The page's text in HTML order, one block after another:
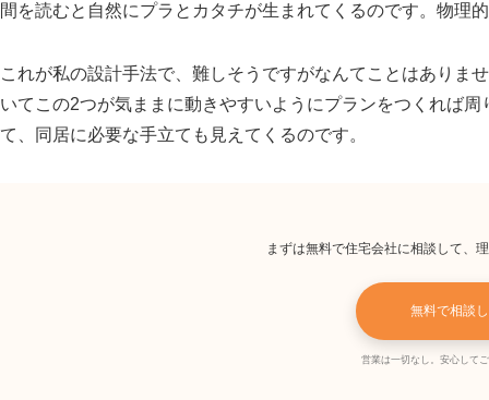
間を読むと自然にプラとカタチが生まれてくるのです。物理
これが私の設計手法で、難しそうですがなんてことはありま
いてこの2つが気ままに動きやすいようにプランをつくれば
て、同居に必要な手立ても見えてくるのです。
まずは無料で住宅会社に相談して、
無料で相談
営業は一切なし。安心して